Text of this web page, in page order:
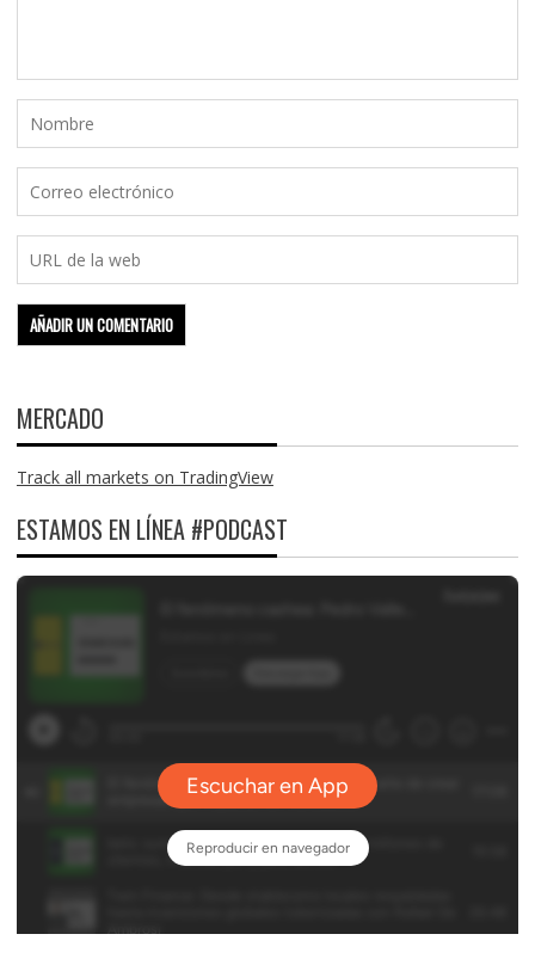
MERCADO
Track all markets on TradingView
ESTAMOS EN LÍNEA #PODCAST